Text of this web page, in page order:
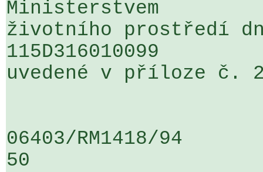
Ministerstvem
životního prostředí
115D316010099
uvedené v příloze č.
06403/RM1418/
50